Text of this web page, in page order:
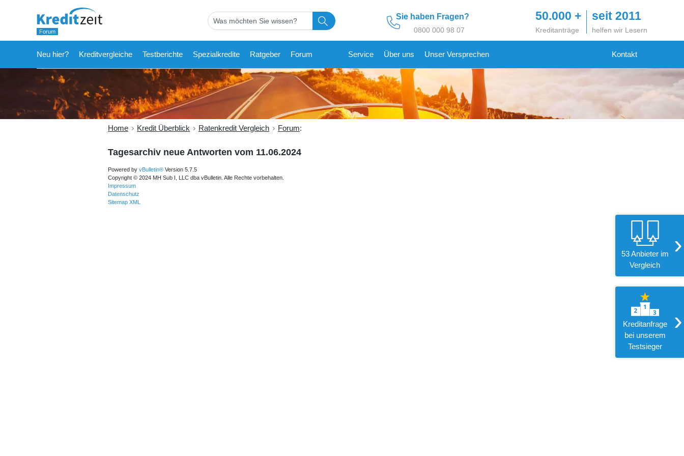
Sie haben Fragen?
0800 000 98 07
50.000 +
Kreditanträge
seit 2011
helfen wir Lesern
Neu hier? Kreditvergleiche Testberichte Spezialkredite Ratgeber Forum Service Über uns Unser Versprechen Kontakt
53 Anbieter im
Vergleich
›
Kreditanfrage
bei unserem
Testsieger
›
Home Kredit Überblick Ratenkredit Vergleich Forum:
Tagesarchiv neue Antworten vom 11.06.2024
Powered by vBulletin® Version 5.7.5
Copyright © 2024 MH Sub I, LLC dba vBulletin. Alle Rechte vorbehalten.
Impressum
Datenschutz
Sitemap XML